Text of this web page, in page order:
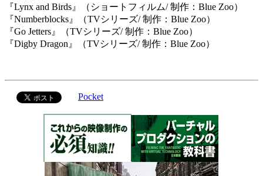
『Lynx and Birds』（ショートフィルム/ 制作：Blue Zoo）
『Numberblocks』（TVシリーズ/ 制作：Blue Zoo）
『Go Jetters』（TVシリーズ/ 制作：Blue Zoo）
『Digby Dragon』（TVシリーズ/ 制作：Blue Zoo）
Pocket